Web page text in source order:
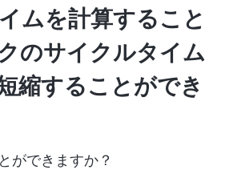
ムを計算すること
のサイクルタイム
縮することができ
ができますか？